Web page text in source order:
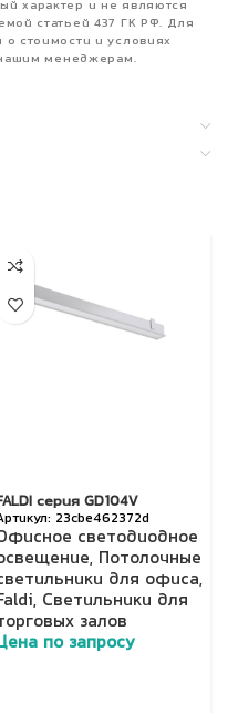
характер и не являются
статьей 437 ГК РФ. Для
стоимости и условиях
менеджерам.
серия GD104V
23cbe462372d
светодиодное
, Потолочные
для офиса,
, Светильники для
залов
по запросу